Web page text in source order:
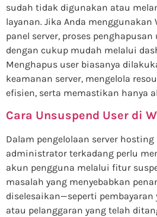
sudah tidak digunakan atau
layanan. Jika Anda menggunakan
panel server, proses
dengan cukup mudah melalui
Menghapus user biasanya
keamanan server, mengelola
efisien, serta memastikan hanya
Cara Unsuspend User di
Dalam pengelolaan server
administrator terkadang perlu
akun pengguna melalui fitur
masalah yang menyebabkan
diselesaikan—seperti
atau pelanggaran yang telah